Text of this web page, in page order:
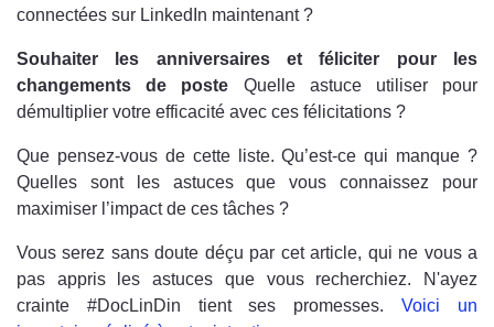
connectées sur LinkedIn maintenant ?
Souhaiter les anniversaires et féliciter pour les
changements de poste Quelle astuce utiliser pour
démultiplier votre efficacité avec ces félicitations ?
Que pensez-vous de cette liste. Qu’est-ce qui manque ?
Quelles sont les astuces que vous connaissez pour
maximiser l’impact de ces tâches ?
Vous serez sans doute déçu par cet article, qui ne vous a
pas appris les astuces que vous recherchiez. N'ayez
crainte #DocLinDin tient ses promesses.
Voici un